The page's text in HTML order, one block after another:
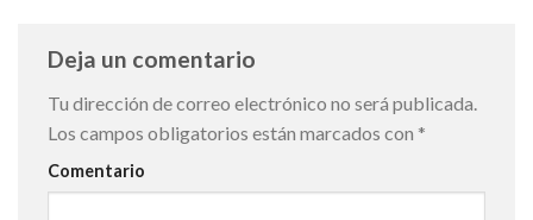
Deja un comentario
Tu dirección de correo electrónico no será publicada.
Los campos obligatorios están marcados con *
Comentario